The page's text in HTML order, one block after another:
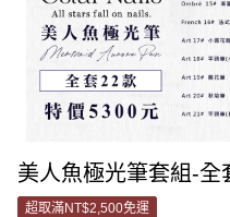
美人魚極光筆套組-全
超取滿NT$2,500免運